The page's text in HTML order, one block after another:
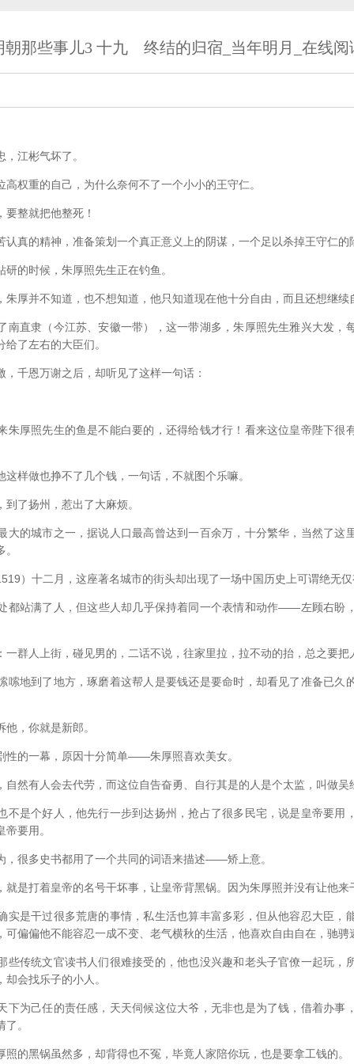
朝那些事儿3 十九 终结的归宿_当年明月_在线阅
江彬气坏了。
重的自己，为什么奈何不了一个小小的王守仁。
整就把他整死！
的精神，准备策划一个真正意义上的阴谋，一个足以杀掉王守仁的
时候，朱厚照先生正在钓鱼。
并不知道，也不想知道，他只知道现在他十分自由，而且还想继续
隶（今江苏、安徽一带），这一带湖多，朱厚照先生雅兴大发，
了左右的大臣们。
恩万谢之后，却听见了这样一句话：
照先生的鱼是不能白要的，还得给钱才行！看来这位皇帝陛下很
做也挣不了几个钱，一句话，不就图个乐嘛。
扬州，惹出了大麻烦。
城市之一，据说人口最高曾达到一百余万，十分繁华，当然了这
十二月，这座著名城市的街头却出现了一场中国历史上可谓绝无仅
满了人，但这些人却几乎保持着同一个表情和动作——左顾右盼
人上街，碰见男的，二话不说，往家里拉，拉不动的抬，总之要把
到了地方，琢磨着这帮人是要钱还是要命时，却看见了准备已久
，你就是新郎。
一幕，原因十分简单——朱厚照喜欢美女。
有人会去代劳，而这位自告奋勇、自行其是的人是个太监，叫做吴
个好人，他先行一步到达扬州，抢占了很多民宅，说是皇帝要用
要用。
多史书都用了一个共同的词语来描述——矫上意。
打着皇帝的名号干坏事，让皇帝背黑锅。因为朱厚照并没有让他来
干过很多荒唐的事情，私生活也算丰富多彩，但从他容忍大臣，
可偏偏他不能容忍一成不变、老气横秋的生活，他喜欢自由自在，驰骋
统文官读书人们很难接受的，他也没兴趣和老头子官僚一起玩，
会找乐子的小人。
己任的责任感，天天伺候这位大爷，无非也是为了钱，借着办事
。
黑锅虽然多，却背得也不冤，毕竟人家陪你玩，也是要拿工钱的。